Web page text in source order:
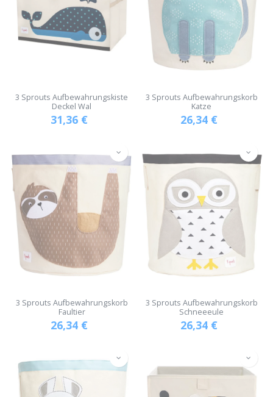
3 Sprouts Aufbewahrungskiste
Deckel Wal
31,36 €
3 Sprouts Aufbewahrungskorb
Katze
26,34 €
3 Sprouts Aufbewahrungskorb
Faultier
26,34 €
3 Sprouts Aufbewahrungskorb
Schneeeule
26,34 €